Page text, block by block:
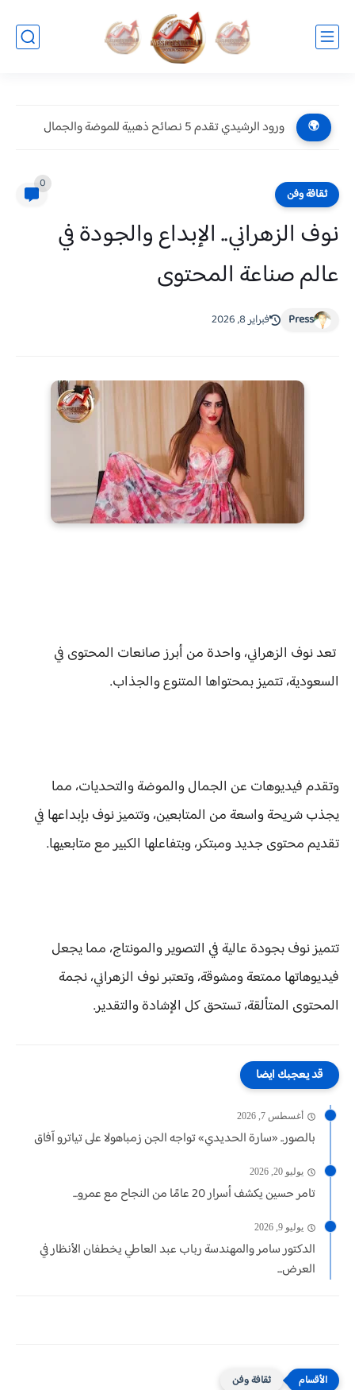
🌍 ورود الرشيدي تقدم 5 نصائح ذهبية للموضة والجمال
ثقافة وفن
0
نوف الزهراني.. الإبداع والجودة في
عالم صناعة المحتوى
Press فبراير 8, 2026
تعد نوف الزهراني، واحدة من أبرز صانعات المحتوى في
السعودية، تتميز بمحتواها المتنوع والجذاب.
وتقدم فيديوهات عن الجمال والموضة والتحديات، مما
يجذب شريحة واسعة من المتابعين، وتتميز نوف بإبداعها في
تقديم محتوى جديد ومبتكر، وبتفاعلها الكبير مع متابعيها.
تتميز نوف بجودة عالية في التصوير والمونتاج، مما يجعل
فيديوهاتها ممتعة ومشوقة، وتعتبر نوف الزهراني، نجمة
المحتوى المتألقة، تستحق كل الإشادة والتقدير.
قد يعجبك ايضا
أغسطس 7, 2026
بالصور.. «سارة الحديدي» تواجه الجن زمباهولا على تياترو آفاق
يوليو 20, 2026
تامر حسين يكشف أسرار 20 عامًا من النجاح مع عمرو...
يوليو 9, 2026
الدكتور سامر والمهندسة رباب عبد العاطي يخطفان الأنظار في
العرض...
ثقافة وفن